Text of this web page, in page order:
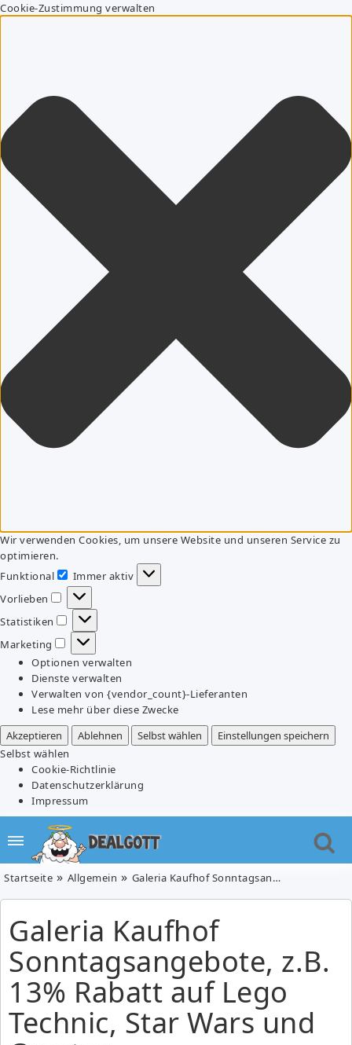
Cookie-Zustimmung verwalten
Wir verwenden Cookies, um unsere Website und unseren Service zu
optimieren.
Funktional
Funktional
Immer aktiv
Vorlieben
Vorlieben
Statistiken
Statistiken
Marketing
Marketing
Optionen verwalten
Dienste verwalten
Verwalten von {vendor_count}-Lieferanten
Lese mehr über diese Zwecke
Akzeptieren
Ablehnen Selbst wählen
Einstellungen speichern
Selbst wählen
Cookie-Richtlinie
Datenschutzerklärung
Impressum
Startseite Allgemein Galeria Kaufhof Sonntagsangebote, z.B. 13% Rabatt auf Lego Technic, Star Wars und Creator
Galeria Kaufhof
Sonntagsangebote, z.B.
13% Rabatt auf Lego
Technic, Star Wars und